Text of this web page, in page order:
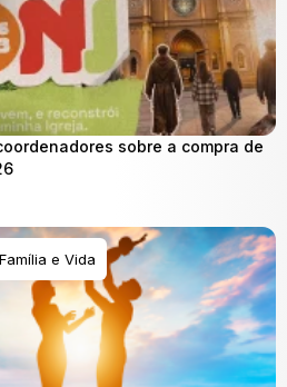
sobre a compra de
e Vida